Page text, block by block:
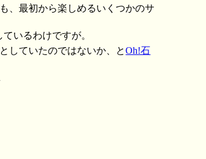
、最初から楽しめるいくつかのサ
いるわけですが。
していたのではないか、とOh!石